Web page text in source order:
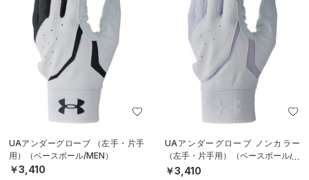
UAアンダーグローブ （左手・片手
用）（ベースボール/MEN）
￥3,410
UAアンダーグローブ ノンカラー
（左手・片手用）（ベースボール/M
EN）
￥3,410